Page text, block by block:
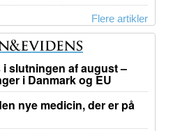
Flere artikler
slutningen af august –
i Danmark og EU
nye medicin, der er på